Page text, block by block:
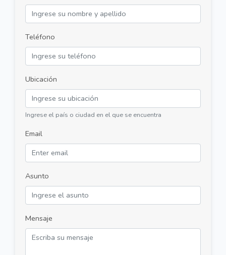
Teléfono
Ubicación
Ingrese el país o ciudad en el que se encuentra
Email
Asunto
Mensaje